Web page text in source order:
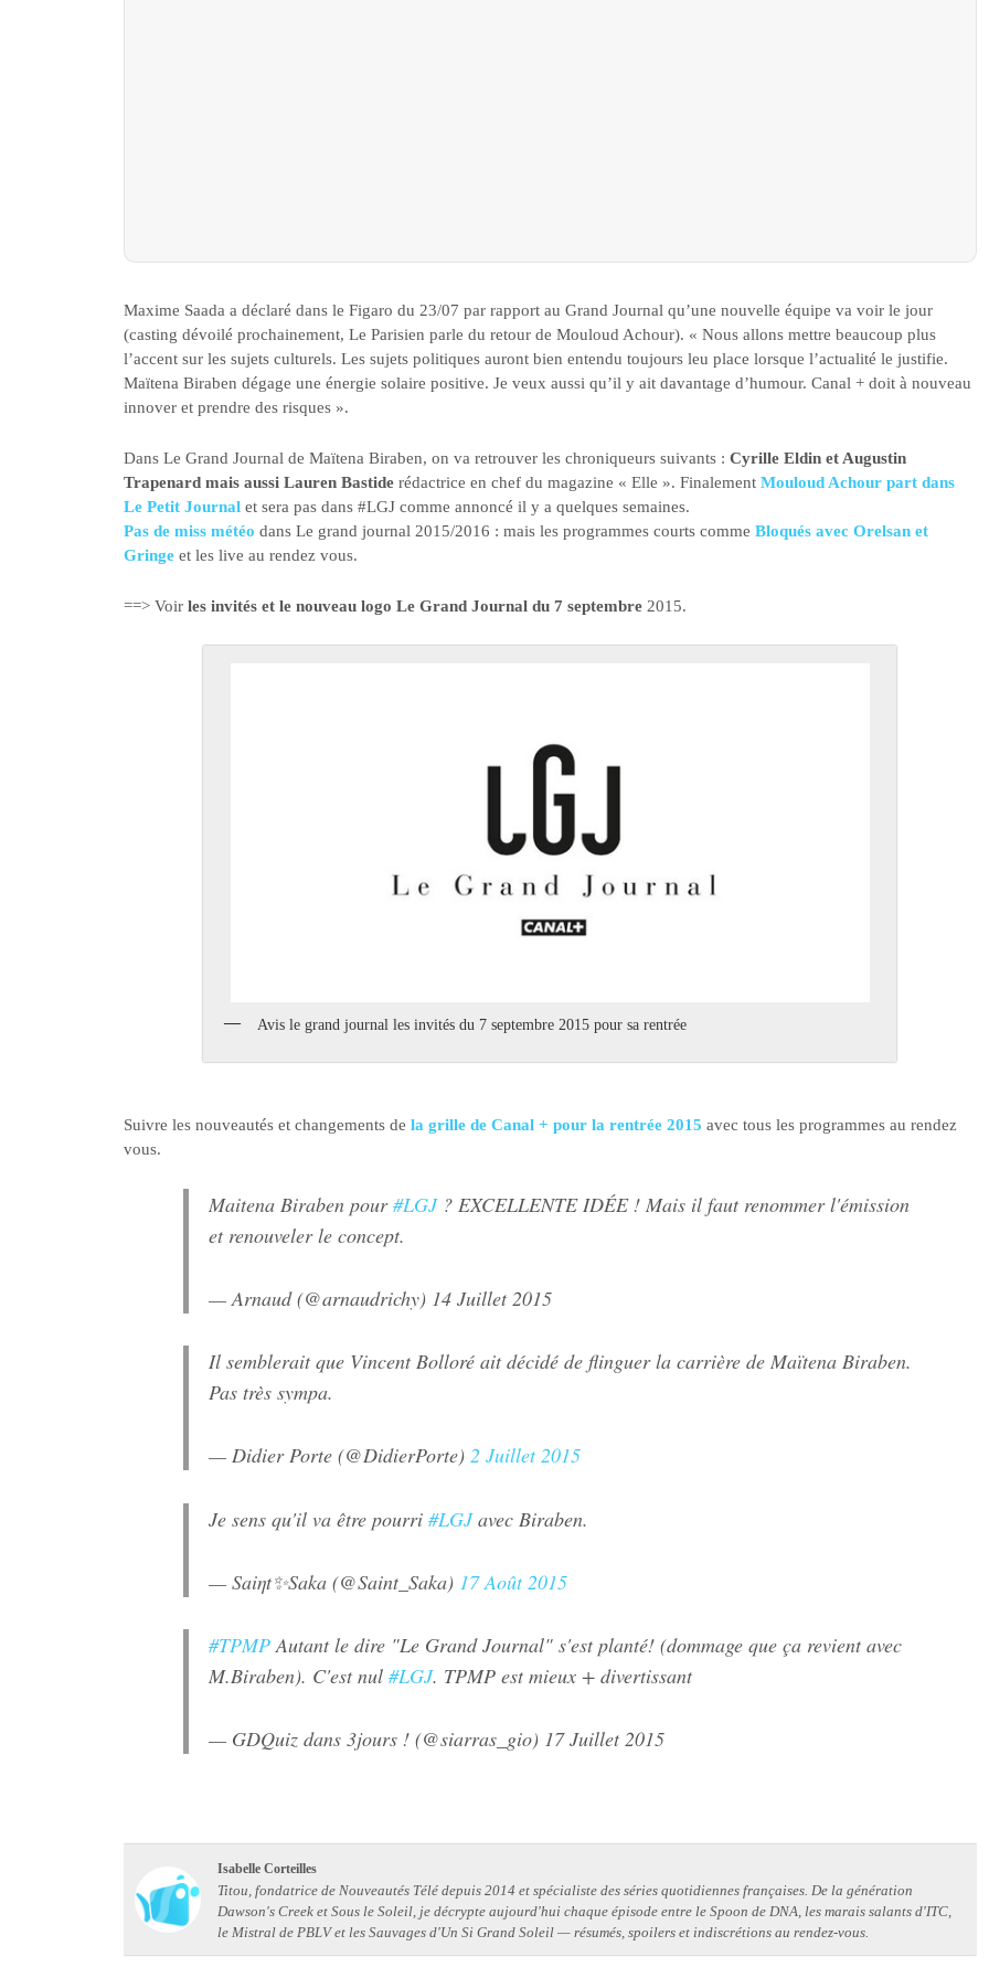
Maxime Saada a déclaré dans le Figaro du 23/07 par rapport au Grand Journal qu’une nouvelle équipe va voir le jour
(casting dévoilé prochainement, Le Parisien parle du retour de Mouloud Achour). « Nous allons mettre beaucoup plus
l’accent sur les sujets culturels. Les sujets politiques auront bien entendu toujours leu place lorsque l’actualité le justifie.
Maïtena Biraben dégage une énergie solaire positive. Je veux aussi qu’il y ait davantage d’humour. Canal + doit à nouveau
innover et prendre des risques ».
Dans Le Grand Journal de Maïtena Biraben, on va retrouver les chroniqueurs suivants : Cyrille Eldin et Augustin
Trapenard mais aussi Lauren Bastide rédactrice en chef du magazine « Elle ». Finalement Mouloud Achour part dans
Le Petit Journal et sera pas dans #LGJ comme annoncé il y a quelques semaines.
Pas de miss météo dans Le grand journal 2015/2016 : mais les programmes courts comme Bloqués avec Orelsan et
Gringe et les live au rendez vous.
==> Voir les invités et le nouveau logo Le Grand Journal du 7 septembre 2015.
Avis le grand journal les invités du 7 septembre 2015 pour sa rentrée
Suivre les nouveautés et changements de la grille de Canal + pour la rentrée 2015 avec tous les programmes au rendez
vous.
Maitena Biraben pour#LGJ? EXCELLENTE IDÉE ! Mais il faut renommer l'émission
et renouveler le concept.
— Arnaud (@arnaudrichy) 14 Juillet 2015
Il semblerait que Vincent Bolloré ait décidé de flinguer la carrière de Maïtena Biraben.
Pas très sympa.
— Didier Porte (@DidierPorte) 2 Juillet 2015
Je sens qu'il va être pourri #LGJavec Biraben.
— Saiηt✨Saka (@Saint_Saka) 17 Août 2015
#TPMPAutant le dire "Le Grand Journal" s'est planté! (dommage que ça revient avec
M.Biraben). C'est nul #LGJ. TPMP est mieux + divertissant
— GDQuiz dans 3jours ! (@siarras_gio) 17 Juillet 2015
Isabelle Corteilles
Titou, fondatrice de Nouveautés Télé depuis 2014 et spécialiste des séries quotidiennes françaises. De la génération
Dawson's Creek et Sous le Soleil, je décrypte aujourd'hui chaque épisode entre le Spoon de DNA, les marais salants d'ITC,
le Mistral de PBLV et les Sauvages d'Un Si Grand Soleil — résumés, spoilers et indiscrétions au rendez-vous.